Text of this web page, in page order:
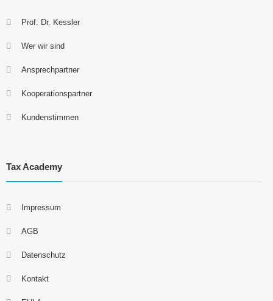
Prof. Dr. Kessler
Wer wir sind
Ansprechpartner
Kooperationspartner
Kundenstimmen
Tax Academy
Impressum
AGB
Datenschutz
Kontakt